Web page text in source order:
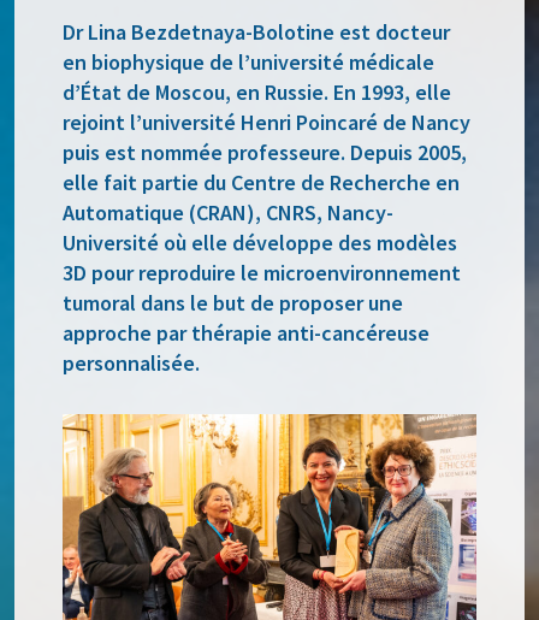
Dr Lina Bezdetnaya-Bolotine est docteur
en biophysique de l’université médicale
d’État de Moscou, en Russie. En 1993, elle
rejoint l’université Henri Poincaré de Nancy
puis est nommée professeure. Depuis 2005,
elle fait partie du Centre de Recherche en
Automatique (CRAN), CNRS, Nancy-
Université où elle développe des modèles
3D pour reproduire le microenvironnement
tumoral dans le but de proposer une
approche par thérapie anti-cancéreuse
personnalisée.